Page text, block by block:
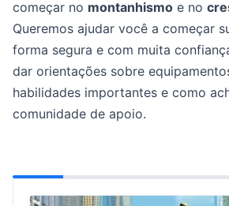
começar no montanhismo e no
Queremos ajudar você a começar
forma segura e com muita
dar orientações sobre
habilidades importantes e como
comunidade de apoio.